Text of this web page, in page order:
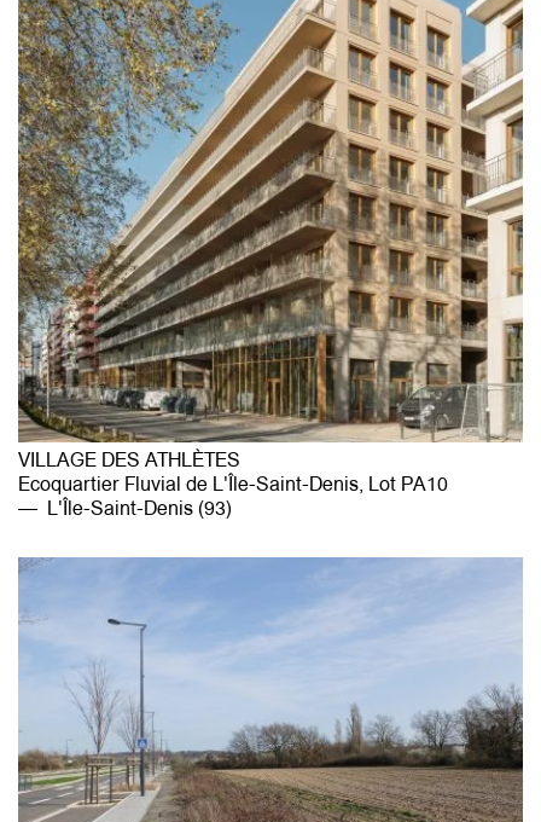
VILLAGE DES ATHLÈTES
Ecoquartier Fluvial de L'Île-Saint-Denis, Lot PA10
L'Île-Saint-Denis (93)